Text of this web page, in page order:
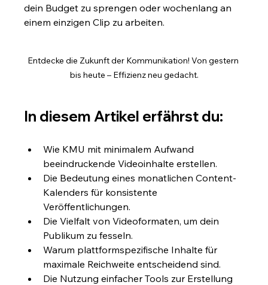
dein Budget zu sprengen oder wochenlang an
einem einzigen Clip zu arbeiten.
Entdecke die Zukunft der Kommunikation! Von gestern
bis heute – Effizienz neu gedacht.
In diesem Artikel erfährst du:
Wie KMU mit minimalem Aufwand
beeindruckende Videoinhalte erstellen.
Die Bedeutung eines monatlichen Content-
Kalenders für konsistente
Veröffentlichungen.
Die Vielfalt von Videoformaten, um dein
Publikum zu fesseln.
Warum plattformspezifische Inhalte für
maximale Reichweite entscheidend sind.
Die Nutzung einfacher Tools zur Erstellung